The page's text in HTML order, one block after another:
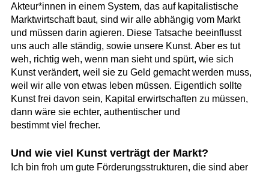
Akteur*innen in einem System, das auf kapitalistische
Marktwirtschaft baut, sind wir alle abhängig vom Markt
und müssen darin agieren. Diese Tatsache beeinflusst
uns auch alle ständig, sowie unsere Kunst. Aber es tut
weh, richtig weh, wenn man sieht und spürt, wie sich
Kunst verändert, weil sie zu Geld gemacht werden muss,
weil wir alle von etwas leben müssen. Eigentlich sollte
Kunst frei davon sein, Kapital erwirtschaften zu müssen,
dann wäre sie echter, authentischer und
bestimmt viel frecher.
Und wie viel Kunst verträgt der Markt?
Ich bin froh um gute Förderungsstrukturen, die sind aber